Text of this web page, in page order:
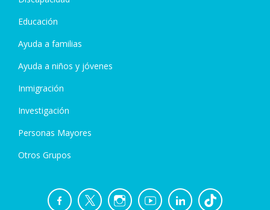
Educación
Ayuda a familias
Ayuda a niños y jóvenes
Inmigración
Investigación
Personas Mayores
Otros Grupos